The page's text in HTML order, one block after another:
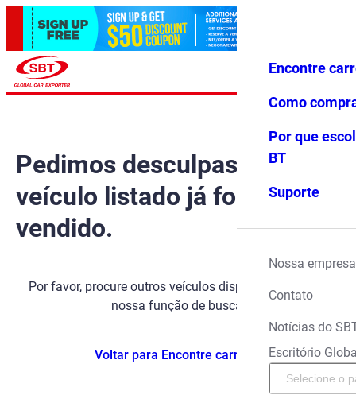
Favoritos Menu
Encontre
Como
Por que
BT
Suporte
Nossa empresa
Contato
Notícias do
Escritório
Pedimos desculpas, mas o
veículo listado já foi
vendido.
Por favor, procure outros veículos disponíveis usando
nossa função de busca.
Voltar para Encontre carros